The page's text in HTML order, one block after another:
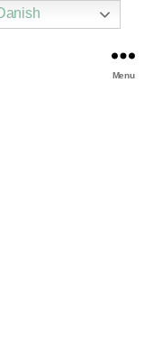
Menu